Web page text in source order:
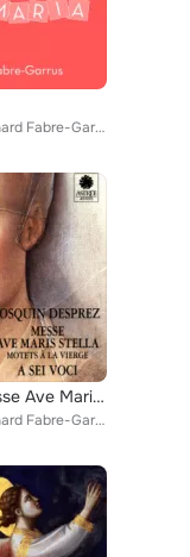
A Sei Voci, Bernard Fabre-Garrus
Desprez: Messe Ave Maris Stella (Motets à la vierge)
A Sei Voci, Bernard Fabre-Garrus